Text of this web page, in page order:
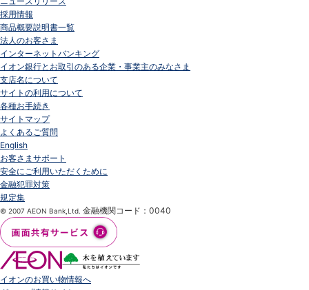
採用情報
商品概要説明書一覧
法人のお客さま
インターネットバンキング
イオン銀行とお取引のある企業・事業主のみなさま
支店名について
サイトの利用について
各種お手続き
サイトマップ
よくあるご質問
English
お客さまサポート
安全にご利用いただくために
金融犯罪対策
規定集
© 2007 AEON Bank,Ltd. 金融機関コード：0040
イオンのお買い物情報へ